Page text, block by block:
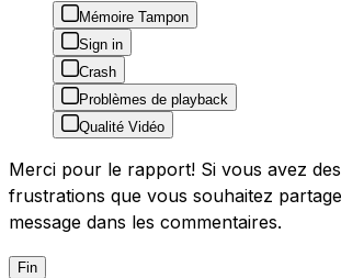
Mémoire Tampon
Sign in
Crash
Problèmes de playback
Qualité Vidéo
Merci pour le rapport! Si vous avez
frustrations que vous souhaitez
message dans les commentaires.
Fin